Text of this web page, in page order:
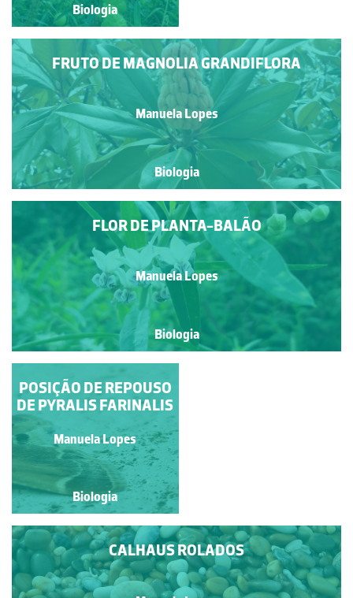
Biologia
FRUTO DE MAGNOLIA GRANDIFLORA
Manuela Lopes
Biologia
FLOR DE PLANTA-BALÃO
Manuela Lopes
Biologia
Biologia
PYRALIS FARINALIS
Manuela Lopes
Biologia
POSIÇÃO DE REPOUSO
DE PYRALIS FARINALIS
Manuela Lopes
Biologia
CALHAUS ROLADOS